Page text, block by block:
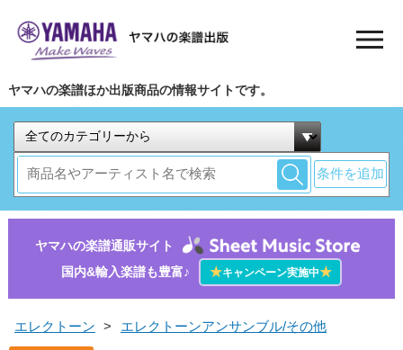
ヤマハの楽譜ほか出版商品の情報サイトです。
条件を追加
ヤマハの楽譜通販サイト
国内&輸入楽譜も豊富♪
★キャンペーン実施中★
エレクトーン > エレクトーンアンサンブル/その他